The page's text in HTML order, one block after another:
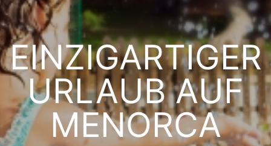
EINZIGARTIGER
URLAUB AUF
MENORCA